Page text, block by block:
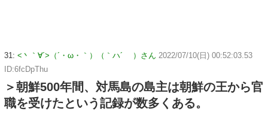
31: <丶｀∀´>（´・ω・｀）（｀ハ´ ）さん 2022/07/10(日) 00:52:03.53
ID:6fcDpThu
＞朝鮮500年間、対馬島の島主は朝鮮の王から官
職を受けたという記録が数多くある。